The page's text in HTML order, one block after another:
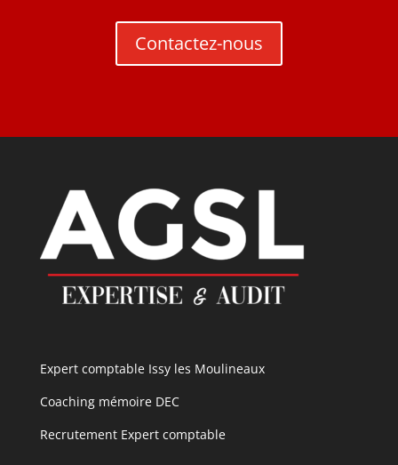
Contactez-nous
Expert comptable Issy les Moulineaux
Coaching mémoire DEC
Recrutement Expert comptable